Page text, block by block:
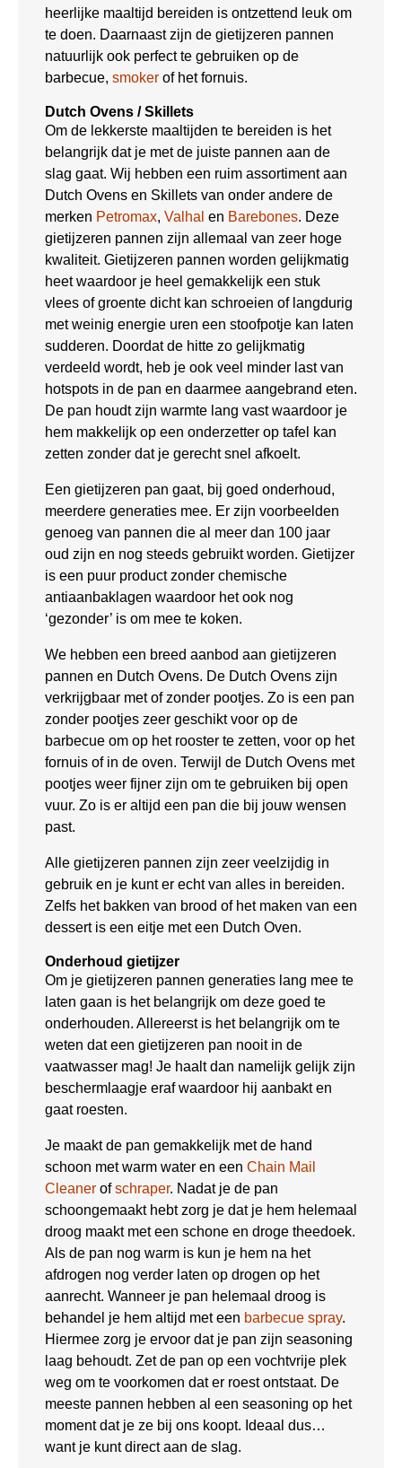
heerlijke maaltijd bereiden is ontzettend leuk om
te doen. Daarnaast zijn de gietijzeren pannen
natuurlijk ook perfect te gebruiken op de
barbecue, smoker of het fornuis.
Dutch Ovens / Skillets
Om de lekkerste maaltijden te bereiden is het
belangrijk dat je met de juiste pannen aan de
slag gaat. Wij hebben een ruim assortiment aan
Dutch Ovens en Skillets van onder andere de
merken Petromax, Valhal en Barebones. Deze
gietijzeren pannen zijn allemaal van zeer hoge
kwaliteit. Gietijzeren pannen worden gelijkmatig
heet waardoor je heel gemakkelijk een stuk
vlees of groente dicht kan schroeien of langdurig
met weinig energie uren een stoofpotje kan laten
sudderen. Doordat de hitte zo gelijkmatig
verdeeld wordt, heb je ook veel minder last van
hotspots in de pan en daarmee aangebrand eten.
De pan houdt zijn warmte lang vast waardoor je
hem makkelijk op een onderzetter op tafel kan
zetten zonder dat je gerecht snel afkoelt.
Een gietijzeren pan gaat, bij goed onderhoud,
meerdere generaties mee. Er zijn voorbeelden
genoeg van pannen die al meer dan 100 jaar
oud zijn en nog steeds gebruikt worden. Gietijzer
is een puur product zonder chemische
antiaanbaklagen waardoor het ook nog
‘gezonder’ is om mee te koken.
We hebben een breed aanbod aan gietijzeren
pannen en Dutch Ovens. De Dutch Ovens zijn
verkrijgbaar met of zonder pootjes. Zo is een pan
zonder pootjes zeer geschikt voor op de
barbecue om op het rooster te zetten, voor op het
fornuis of in de oven. Terwijl de Dutch Ovens met
pootjes weer fijner zijn om te gebruiken bij open
vuur. Zo is er altijd een pan die bij jouw wensen
past.
Alle gietijzeren pannen zijn zeer veelzijdig in
gebruik en je kunt er echt van alles in bereiden.
Zelfs het bakken van brood of het maken van een
dessert is een eitje met een Dutch Oven.
Onderhoud gietijzer
Om je gietijzeren pannen generaties lang mee te
laten gaan is het belangrijk om deze goed te
onderhouden. Allereerst is het belangrijk om te
weten dat een gietijzeren pan nooit in de
vaatwasser mag! Je haalt dan namelijk gelijk zijn
beschermlaagje eraf waardoor hij aanbakt en
gaat roesten.
Je maakt de pan gemakkelijk met de hand
schoon met warm water en een Chain Mail
Cleaner ofschraper. Nadat je de pan
schoongemaakt hebt zorg je dat je hem helemaal
droog maakt met een schone en droge theedoek.
Als de pan nog warm is kun je hem na het
afdrogen nog verder laten op drogen op het
aanrecht. Wanneer je pan helemaal droog is
behandel je hem altijd met een barbecue spray.
Hiermee zorg je ervoor dat je pan zijn seasoning
laag behoudt. Zet de pan op een vochtvrije plek
weg om te voorkomen dat er roest ontstaat. De
meeste pannen hebben al een seasoning op het
moment dat je ze bij ons koopt. Ideaal dus…
want je kunt direct aan de slag.